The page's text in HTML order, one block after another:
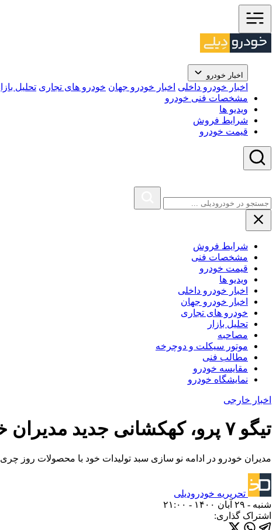
اخبار خودرو
اخبار خودرو داخلی اخبار خودرو جهان خودرو های تجاری تحلیل
مشخصات فنی خودرو
ویدیو ها
شرایط فروش
قیمت خودرو
شرایط فروش
مشخصات فنی
قیمت خودرو
ویدیو ها
اخبار خودرو داخلی
اخبار خودرو جهان
خودرو های تجاری
تحلیل بازار
مصاحبه
موتور سیکلت و دوچرخه
مطالب فنی
مقایسه خودرو
نمایشگاه خودرو
اخبار خارجی
تیگو ۷ پرو، کهکشانی جدید مدیران خودرو برای بازار ایران
مدیران خودرو در ادامه نو سازی سبد تولیدات خود با محصولات روز چری، تیگو ۷ پرو را به عنوان آلترناتیوی برای امثال توسان و اسپورتیج
تحریریه خودرودیلی
شنبه - ۲۹ آبان ۱۴۰۰ - ۲۱:۰۰
اشتراک گذاری: